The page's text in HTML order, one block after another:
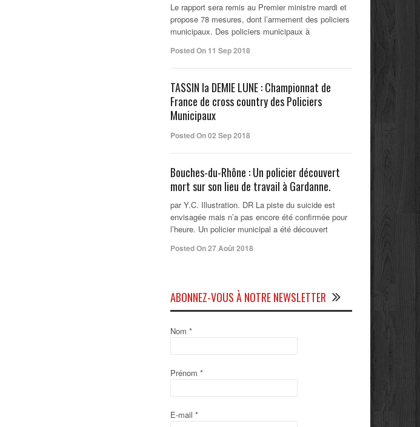
Le rapport sera remis au Premier ministre mardi et
propose 78 mesures, dont l’armement des policiers
municipaux. Des policiers municipaux à
Posted On 11 Sep 2018
TASSIN la DEMIE LUNE : Championnat de
France de cross country des Policiers
Municipaux
Posted On 02 Sep 2018
Bouches-du-Rhône : Un policier découvert
mort sur son lieu de travail à Gardanne.
par Y.C. Illustration. DR La piste du suicide est
envisagée mais n’a pas encore été confirmée pour
l’heure. Un policier municipal a été découvert
Posted On 27 Août 2018
ABONNEZ-VOUS À NOTRE NEWSLETTER
Nom *
Prénom *
E-mail *